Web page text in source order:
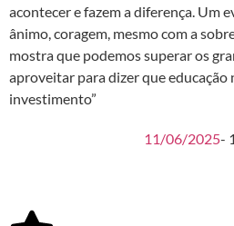
acontecer e fazem a diferença. Um
ânimo, coragem, mesmo com a
mostra que podemos superar os
aproveitar para dizer que educação
investimento”
11/06/2025-